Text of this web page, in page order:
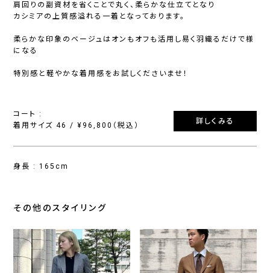
肩回りの副資材を省くことで丸く、柔らかな仕立てとなり
カシミアの上質感溢れる一着となっております。
柔らかな印象のベージュはオンもオフも活用し易く羽織るだけで様
になる
特別感と軽やかな着用感をお試しくださいませ！
コート :
着用サイズ 46 / ¥96,800（税込）
詳しくみる
身長 : 165cm
その他のスタイリング